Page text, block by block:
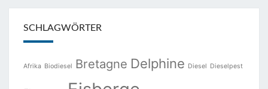
SCHLAGWÖRTER
Afrika Biodiesel Bretagne Delphine Diesel Dieselpest